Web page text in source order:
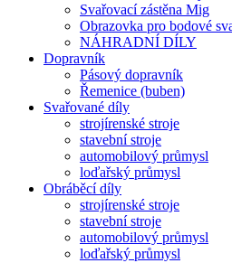
Svařovací zástěna Mig
Obrazovka pro bodové
NÁHRADNÍ DÍLY
Dopravník
Pásový dopravník
Řemenice (buben)
Svařované díly
strojírenské stroje
stavební stroje
automobilový průmysl
loďařský průmysl
Obráběcí díly
strojírenské stroje
stavební stroje
automobilový průmysl
loďařský průmysl